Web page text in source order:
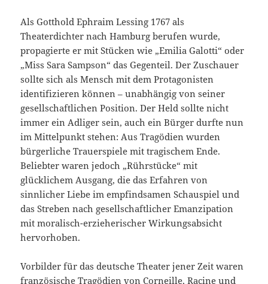
Als Gotthold Ephraim Lessing 1767 als
Theaterdichter nach Hamburg berufen wurde,
propagierte er mit Stücken wie „Emilia Galotti“ oder
„Miss Sara Sampson“ das Gegenteil. Der Zuschauer
sollte sich als Mensch mit dem Protagonisten
identifizieren können – unabhängig von seiner
gesellschaftlichen Position. Der Held sollte nicht
immer ein Adliger sein, auch ein Bürger durfte nun
im Mittelpunkt stehen: Aus Tragödien wurden
bürgerliche Trauerspiele mit tragischem Ende.
Beliebter waren jedoch „Rührstücke“ mit
glücklichem Ausgang, die das Erfahren von
sinnlicher Liebe im empfindsamen Schauspiel und
das Streben nach gesellschaftlicher Emanzipation
mit moralisch-erzieherischer Wirkungsabsicht
hervorhoben.
Vorbilder für das deutsche Theater jener Zeit waren
französische Tragödien von Corneille, Racine und